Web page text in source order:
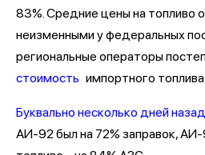
83%. Средние цены на топливо
неизменными у федеральных
региональные операторы
стоимость импортного топлива.
Буквально несколько дней назад
АИ-92 был на 72% заправок,